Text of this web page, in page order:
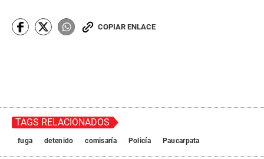
COPIAR ENLACE
TAGS RELACIONADOS
fuga detenido comisaría Policía Paucarpata